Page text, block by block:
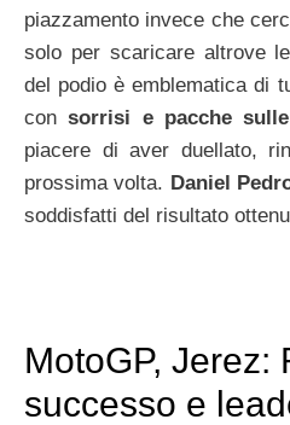
piazzamento invece che
solo per scaricare altrove
del podio è emblematica di
consorrisi e pacche
piacere di aver duellato,
prossima volta. Daniel
soddisfatti del risultato
MotoGP, Jerez:
successo e